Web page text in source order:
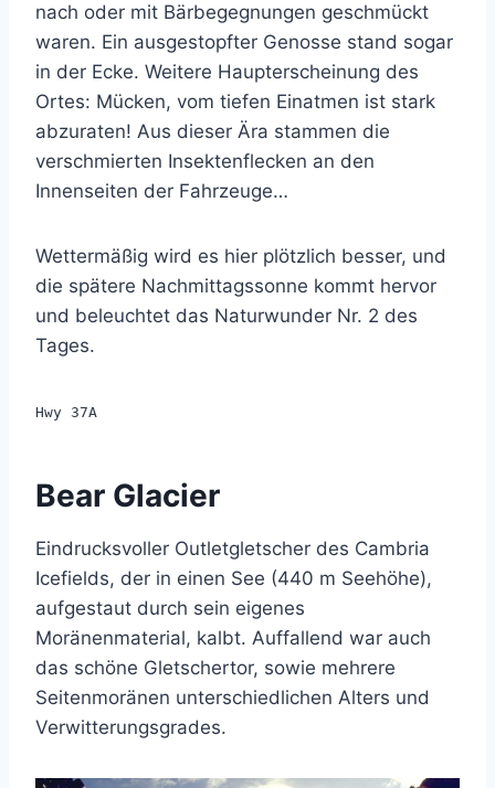
nach oder mit Bärbegegnungen geschmückt
waren. Ein ausgestopfter Genosse stand sogar
in der Ecke. Weitere Haupterscheinung des
Ortes: Mücken, vom tiefen Einatmen ist stark
abzuraten! Aus dieser Ära stammen die
verschmierten Insektenflecken an den
Innenseiten der Fahrzeuge…
Wettermäßig wird es hier plötzlich besser, und
die spätere Nachmittagssonne kommt hervor
und beleuchtet das Naturwunder Nr. 2 des
Tages.
Hwy 37A
Bear Glacier
Eindrucksvoller Outletgletscher des Cambria
Icefields, der in einen See (440 m Seehöhe),
aufgestaut durch sein eigenes
Moränenmaterial, kalbt. Auffallend war auch
das schöne Gletschertor, sowie mehrere
Seitenmoränen unterschiedlichen Alters und
Verwitterungsgrades.